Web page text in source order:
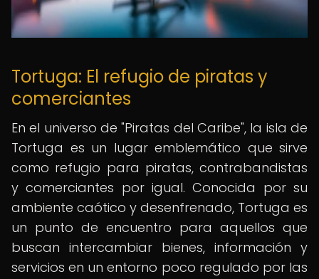
Tortuga: El refugio de piratas y
comerciantes
En el universo de "Piratas del Caribe", la isla de
Tortuga es un lugar emblemático que sirve
como refugio para piratas, contrabandistas
y comerciantes por igual. Conocida por su
ambiente caótico y desenfrenado, Tortuga es
un punto de encuentro para aquellos que
buscan intercambiar bienes, información y
servicios en un entorno poco regulado por las